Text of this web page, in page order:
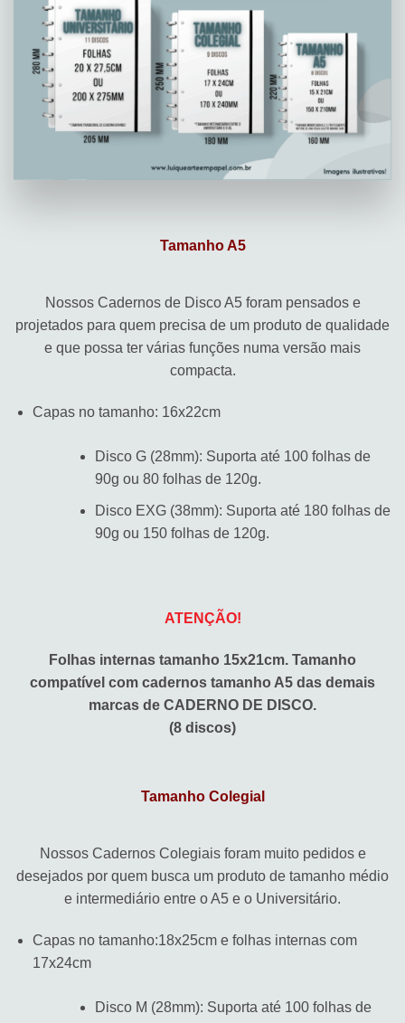
Tamanho A5
Nossos Cadernos de Disco A5 foram pensados e
projetados para quem precisa de um produto de qualidade
e que possa ter várias funções numa versão mais
compacta.
Capas no tamanho: 16x22cm
Disco G (28mm): Suporta até 100 folhas de
90g ou 80 folhas de 120g.
Disco EXG (38mm): Suporta até 180 folhas de
90g ou 150 folhas de 120g.
ATENÇÃO!
Folhas internas tamanho 15x21cm. Tamanho
compatível com cadernos tamanho A5 das demais
marcas de CADERNO DE DISCO.
(8 discos)
Tamanho Colegial
Nossos Cadernos Colegiais foram muito pedidos e
desejados por quem busca um produto de tamanho médio
e intermediário entre o A5 e o Universitário.
Capas no tamanho:18x25cm e folhas internas com
17x24cm
Disco M (28mm): Suporta até 100 folhas de